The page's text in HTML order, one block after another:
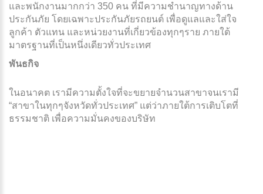
และพนักงานมากกว่า 350 คน ที่มีความชำนาญทางด้าน
ประกันภัย โดยเฉพาะประกันภัยรถยนต์ เพื่อดูแลและใส่ใจ
ลูกค้า ตัวแทน และหน่วยงานที่เกี่ยวข้องทุกๆราย ภายใต้
มาตรฐานที่เป็นหนึ่งเดียวทั่วประเทศ
พันธกิจ
ในอนาคต เรามีความตั้งใจที่จะขยายจำนวนสาขาจนเรามี
“สาขาในทุกๆจังหวัดทั่วประเทศ” แต่ว่าภายใต้การเติบโตที่
ธรรมชาติ เพื่อความมั่นคงของบริษัท